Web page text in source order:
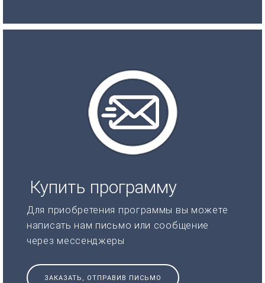
Купить программу
Для приобретения программы вы можете
написать нам письмо или сообщение
через мессенджеры
ЗАКАЗАТЬ, ОТПРАВИВ ПИСЬМО